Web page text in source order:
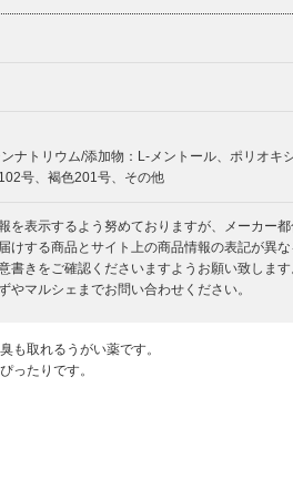
トリウム/添加物：L-メントール、ポリオキ
号、褐色201号、その他
を表示するよう努めておりますが、メーカー
する商品とサイト上の商品情報の表記が異な
書きをご確認くださいますようお願い致しま
マルシェまでお問い合わせください。
も取れるうがい薬です。
ったりです。